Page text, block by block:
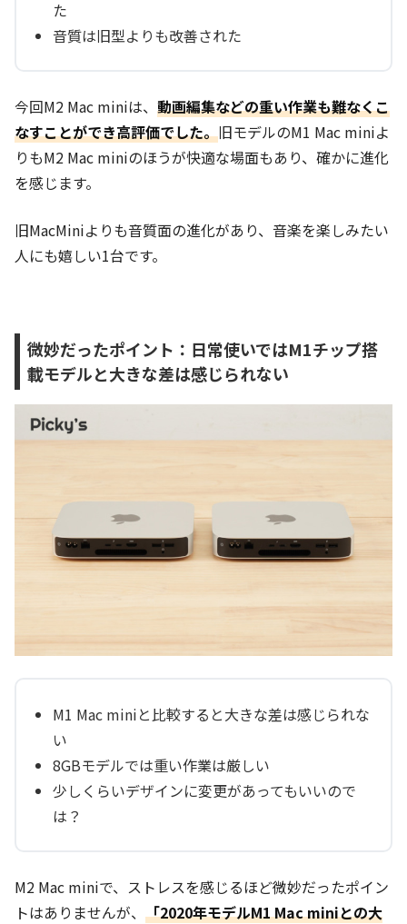
た
音質は旧型よりも改善された
今回M2 Mac miniは、 動画編集などの重い作業も難なくこ
なすことができ高評価でした。旧モデルのM1 Mac miniよ
りもM2 Mac miniのほうが快適な場面もあり、確かに進化
を感じます。
旧MacMiniよりも音質面の進化があり、音楽を楽しみたい
人にも嬉しい1台です。
微妙だったポイント：日常使いではM1チップ搭
載モデルと大きな差は感じられない
M1 Mac miniと比較すると大きな差は感じられな
い
8GBモデルでは重い作業は厳しい
少しくらいデザインに変更があってもいいので
は？
M2 Mac miniで、ストレスを感じるほど微妙だったポイン
トはありませんが、 「2020年モデルM1 Mac miniとの大